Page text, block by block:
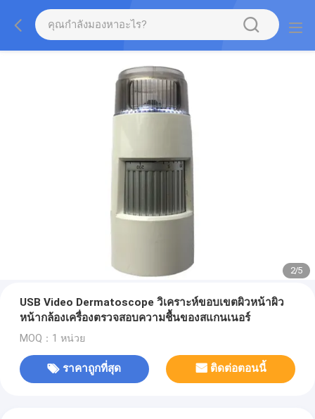
2/5
USB Video Dermatoscope วิเคราะห์ขอบเขตผิวหน้าผิว
หน้ากล้องเครื่องตรวจสอบความชื้นของสแกนเนอร์
MOQ：1 หน่วย
ราคาถูกที่สุด ติดต่อตอนนี้